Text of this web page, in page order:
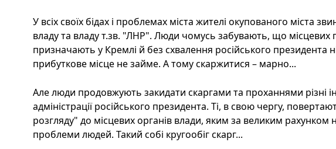
У всіх своїх бідах і проблемах міста жителі окупованого міста
владу та владу т.зв. "ЛНР". Люди чомусь забувають, що місцевих
призначають у Кремлі й без схвалення російського президента
прибуткове місце не займе. А тому скаржитися – марно...
Але люди продовжують закидати скаргами та проханнями різні
адміністрації російського президента. Ті, в свою чергу,
розгляду" до місцевих органів влади, яким за великим рахунком
проблеми людей. Такий собі кругообіг скарг...